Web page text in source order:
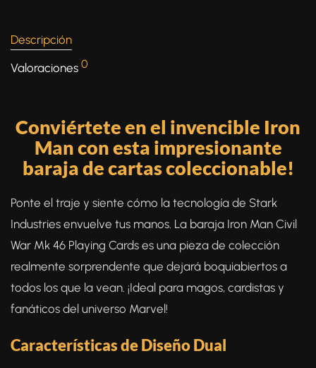
Descripción
Valoraciones 0
Conviértete en el invencible Iron
Man con esta impresionante
baraja de cartas coleccionable!
Ponte el traje y siente cómo la tecnología de Stark
Industries envuelve tus manos. La baraja Iron Man Civil
War Mk 46 Playing Cards es una pieza de colección
realmente sorprendente que dejará boquiabiertos a
todos los que la vean. ¡Ideal para magos, cardistas y
fanáticos del universo Marvel!
Características de Diseño Dual